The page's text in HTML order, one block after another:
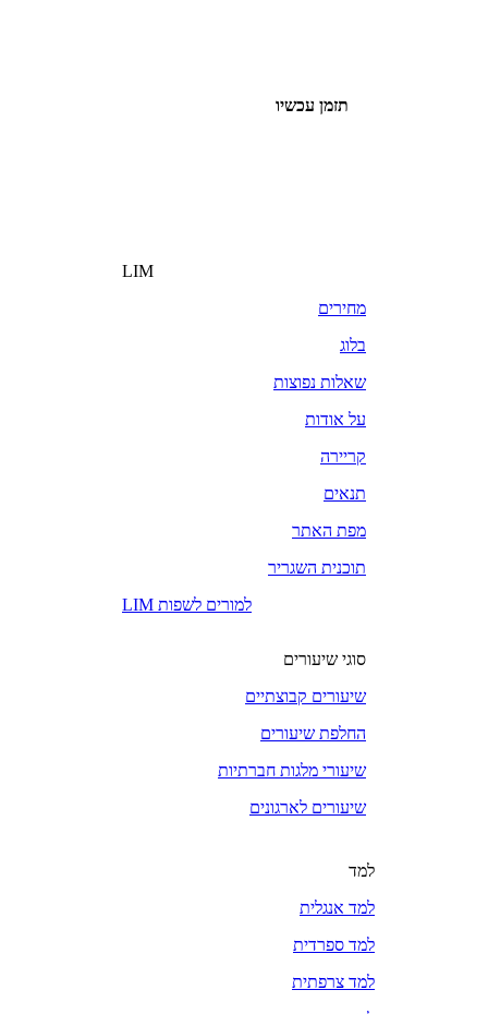
תזמן עכשיו
LIM
מחירים
בלוג
שאלות נפוצות
על אודות
קריירה
תנאים
מפת האתר
תוכנית השגריר
LIM למורים לשפות
סוגי שיעורים
שיעורים קבוצתיים
החלפת שיעורים
שיעורי מלגות חברתיות
שיעורים לארגונים
למד
למד אנגלית
למד ספרדית
למד צרפתית